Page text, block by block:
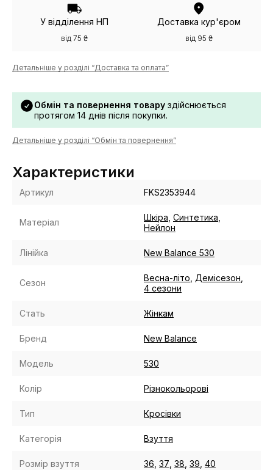
У відділення НП
від 75 ₴
Доставка кур'єром
від 95 ₴
Детальніше у розділі “Доставка та оплата”
Обмін та повернення товару здійснюється
протягом 14 днів після покупки.
Детальніше у розділі “Обмін та повернення”
Характеристики
Артикул FKS2353944
Матеріал Шкіра Синтетика
Нейлон
Лінійка New Balance 530
Сезон Весна-літо Демісезон
4 сезони
Стать Жінкам
Бренд New Balance
Модель 530
Колір Різнокольорові
Тип Кросівки
Категорія Взуття
Розмір взуття 36 37 38 39 40